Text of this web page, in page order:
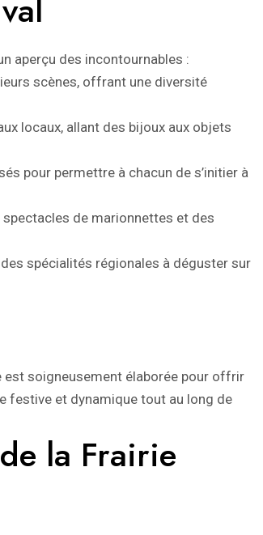
aperçu des incontournables :
scènes, offrant une diversité
locaux, allant des bijoux aux objets
pour permettre à chacun de s’initier à
spectacles de marionnettes et des
spécialités régionales à déguster sur
est soigneusement élaborée pour offrir
festive et dynamique tout au long de
la Frairie